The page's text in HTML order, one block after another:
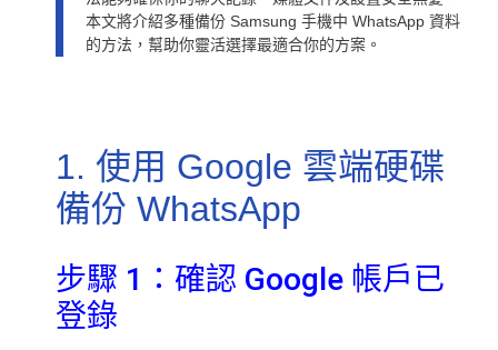
本文將介紹多種備份 Samsung 手機中 WhatsApp 資料
的方法，幫助你靈活選擇最適合你的方案。
1. 使用 Google 雲端硬碟
備份 WhatsApp
步驟 1：確認 Google 帳戶已
登錄